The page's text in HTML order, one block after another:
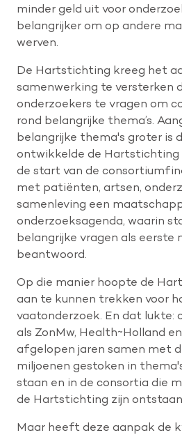
minder geld uit voor
belangrijker om op andere
werven.
De Hartstichting kreeg het
samenwerking te versterken
onderzoekers te vragen om
rond belangrijke thema’s.
belangrijke thema's groter is
ontwikkelde de Hartstichting
de start van de
met patiënten, artsen,
samenleving een
onderzoeksagenda, waarin
belangrijke vragen als eerste
beantwoord.
Op die manier hoopte de
aan te kunnen trekken voor
vaatonderzoek. En dat lukte:
als ZonMw, Health~Holland
afgelopen jaren samen met
miljoenen gestoken in
staan en in de consortia die
de Hartstichting zijn ontstaan.
Maar heeft deze aanpak de